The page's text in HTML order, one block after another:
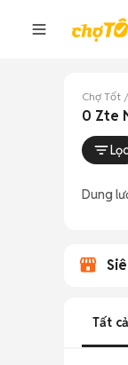
Chợ Tốt
0 Zte
Lọc
Dung
Tất cả